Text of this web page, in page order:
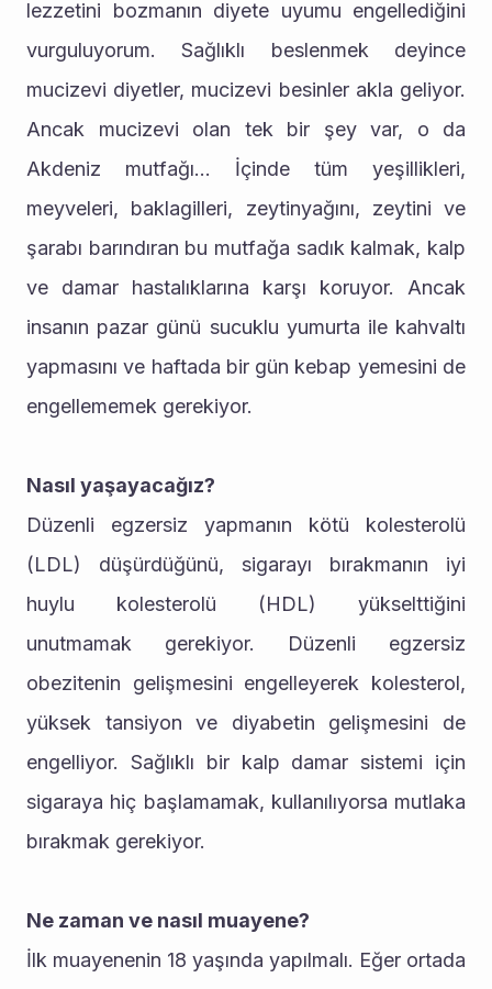
lezzetini bozmanın diyete uyumu engellediğini
vurguluyorum. Sağlıklı beslenmek deyince
mucizevi diyetler, mucizevi besinler akla geliyor.
Ancak mucizevi olan tek bir şey var, o da
Akdeniz mutfağı… İçinde tüm yeşillikleri,
meyveleri, baklagilleri, zeytinyağını, zeytini ve
şarabı barındıran bu mutfağa sadık kalmak, kalp
ve damar hastalıklarına karşı koruyor. Ancak
insanın pazar günü sucuklu yumurta ile kahvaltı
yapmasını ve haftada bir gün kebap yemesini de
engellememek gerekiyor.
Nasıl yaşayacağız?
Düzenli egzersiz yapmanın kötü kolesterolü
(LDL) düşürdüğünü, sigarayı bırakmanın iyi
huylu kolesterolü (HDL) yükselttiğini
unutmamak gerekiyor. Düzenli egzersiz
obezitenin gelişmesini engelleyerek kolesterol,
yüksek tansiyon ve diyabetin gelişmesini de
engelliyor. Sağlıklı bir kalp damar sistemi için
sigaraya hiç başlamamak, kullanılıyorsa mutlaka
bırakmak gerekiyor.
Ne zaman ve nasıl muayene?
İlk muayenenin 18 yaşında yapılmalı. Eğer ortada